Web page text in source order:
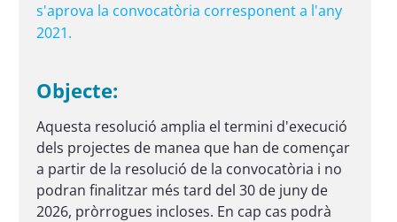
s'aprova la convocatòria corresponent a l'any
2021.
Objecte:
Aquesta resolució amplia el termini d'execució
dels projectes de manea que han de començar
a partir de la resolució de la convocatòria i no
podran finalitzar més tard del 30 de juny de
2026, pròrrogues incloses. En cap cas podrà